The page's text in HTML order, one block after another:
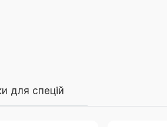
для спецій